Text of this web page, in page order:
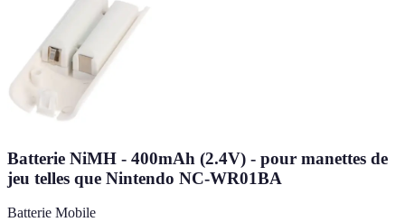
Batterie NiMH - 400mAh (2.4V) - pour manettes de
jeu telles que Nintendo NC-WR01BA
Batterie Mobile